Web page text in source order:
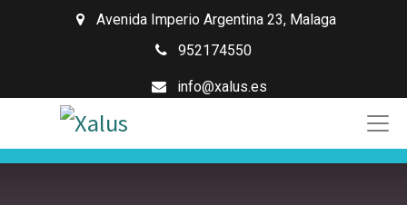
Avenida Imperio Argentina 23, Malaga
952174550
info@xalus.es